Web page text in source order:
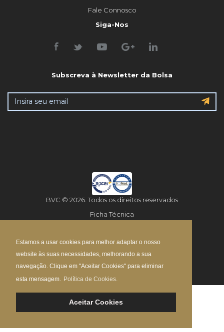
Estamos a usar cookies para melhor adaptar o nosso
website às suas necessidades, melhorando a sua
navegação. Clique em "Aceitar Cookies" para eliminar
esta mensagem. Política de Cookies.
Aceitar Cookies
Fale Connosco
Siga-Nos
Subscreva à Newsletter da Bolsa
BVC © 2026. Todos os direitos reservados
Ficha Técnica
Política de Privacidade
Mapa do Site